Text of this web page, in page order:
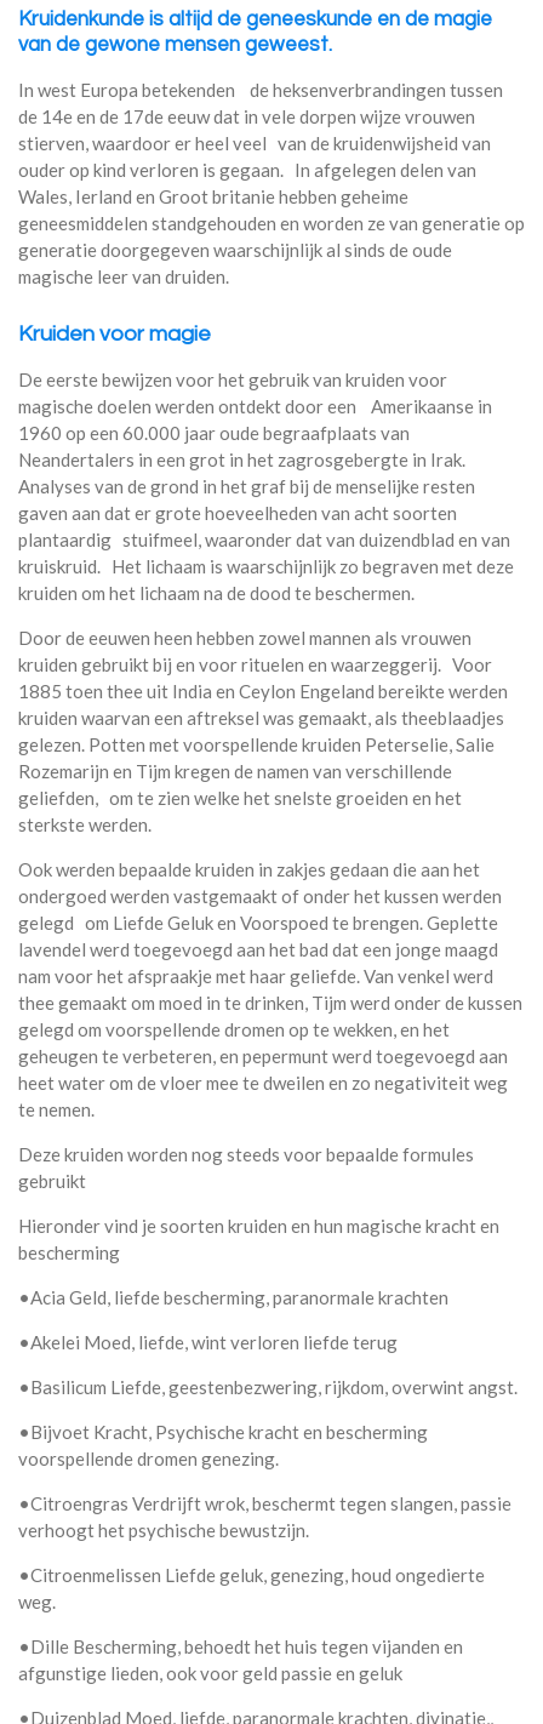
Kruidenkunde is altijd de geneeskunde en de magie
van de gewone mensen geweest.
In west Europa betekenden de heksenverbrandingen tussen
de 14e en de 17de eeuw dat in vele dorpen wijze vrouwen
stierven, waardoor er heel veel van de kruidenwijsheid van
ouder op kind verloren is gegaan. In afgelegen delen van
Wales, Ierland en Groot britanie hebben geheime
geneesmiddelen standgehouden en worden ze van generatie op
generatie doorgegeven waarschijnlijk al sinds de oude
magische leer van druiden.
Kruiden voor magie
De eerste bewijzen voor het gebruik van kruiden voor
magische doelen werden ontdekt door een Amerikaanse in
1960 op een 60.000 jaar oude begraafplaats van
Neandertalers in een grot in het zagrosgebergte in Irak.
Analyses van de grond in het graf bij de menselijke resten
gaven aan dat er grote hoeveelheden van acht soorten
plantaardig stuifmeel, waaronder dat van duizendblad en van
kruiskruid. Het lichaam is waarschijnlijk zo begraven met deze
kruiden om het lichaam na de dood te beschermen.
Door de eeuwen heen hebben zowel mannen als vrouwen
kruiden gebruikt bij en voor rituelen en waarzeggerij. Voor
1885 toen thee uit India en Ceylon Engeland bereikte werden
kruiden waarvan een aftreksel was gemaakt, als theeblaadjes
gelezen. Potten met voorspellende kruiden Peterselie, Salie
Rozemarijn en Tijm kregen de namen van verschillende
geliefden, om te zien welke het snelste groeiden en het
sterkste werden.
Ook werden bepaalde kruiden in zakjes gedaan die aan het
ondergoed werden vastgemaakt of onder het kussen werden
gelegd om Liefde Geluk en Voorspoed te brengen. Geplette
lavendel werd toegevoegd aan het bad dat een jonge maagd
nam voor het afspraakje met haar geliefde. Van venkel werd
thee gemaakt om moed in te drinken, Tijm werd onder de kussen
gelegd om voorspellende dromen op te wekken, en het
geheugen te verbeteren, en pepermunt werd toegevoegd aan
heet water om de vloer mee te dweilen en zo negativiteit weg
te nemen.
Deze kruiden worden nog steeds voor bepaalde formules
gebruikt
Hieronder vind je soorten kruiden en hun magische kracht en
bescherming
•Acia Geld, liefde bescherming, paranormale krachten
•Akelei Moed, liefde, wint verloren liefde terug
•Basilicum Liefde, geestenbezwering, rijkdom, overwint angst.
•Bijvoet Kracht, Psychische kracht en bescherming
voorspellende dromen genezing.
•Citroengras Verdrijft wrok, beschermt tegen slangen, passie
verhoogt het psychische bewustzijn.
•Citroenmelissen Liefde geluk, genezing, houd ongedierte
weg.
•Dille Bescherming, behoedt het huis tegen vijanden en
afgunstige lieden, ook voor geld passie en geluk
•Duizenblad Moed, liefde, paranormale krachten, divinatie,,